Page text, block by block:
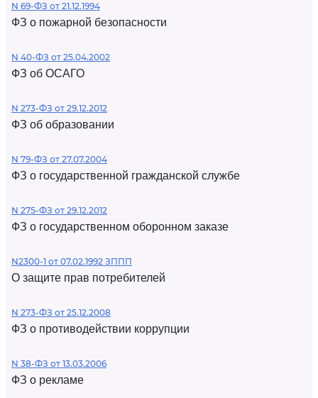
N 69-ФЗ от 21.12.1994
ФЗ о пожарной безопасности
N 40-ФЗ от 25.04.2002
ФЗ об ОСАГО
N 273-ФЗ от 29.12.2012
ФЗ об образовании
N 79-ФЗ от 27.07.2004
ФЗ о государственной гражданской службе
N 275-ФЗ от 29.12.2012
ФЗ о государственном оборонном заказе
N2300-1 от 07.02.1992 ЗППП
О защите прав потребителей
N 273-ФЗ от 25.12.2008
ФЗ о противодействии коррупции
N 38-ФЗ от 13.03.2006
ФЗ о рекламе